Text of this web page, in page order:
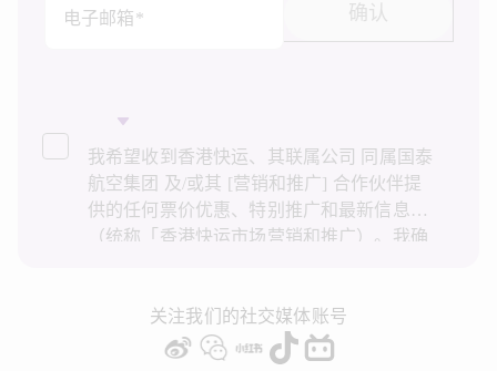
电子邮箱*
确认
我希望收到香港快运、其联属公司 同属国泰
航空集团 及/或其 [营销和推广] 合作伙伴提
供的任何票价优惠、特别推广和最新信息
（统称「香港快运市场营销和推广）。我确
务历史记录进行直接市场营销和推广。我知
悉在未经我的同意下，香港快运不会使用我
关注我们的社交媒体账号